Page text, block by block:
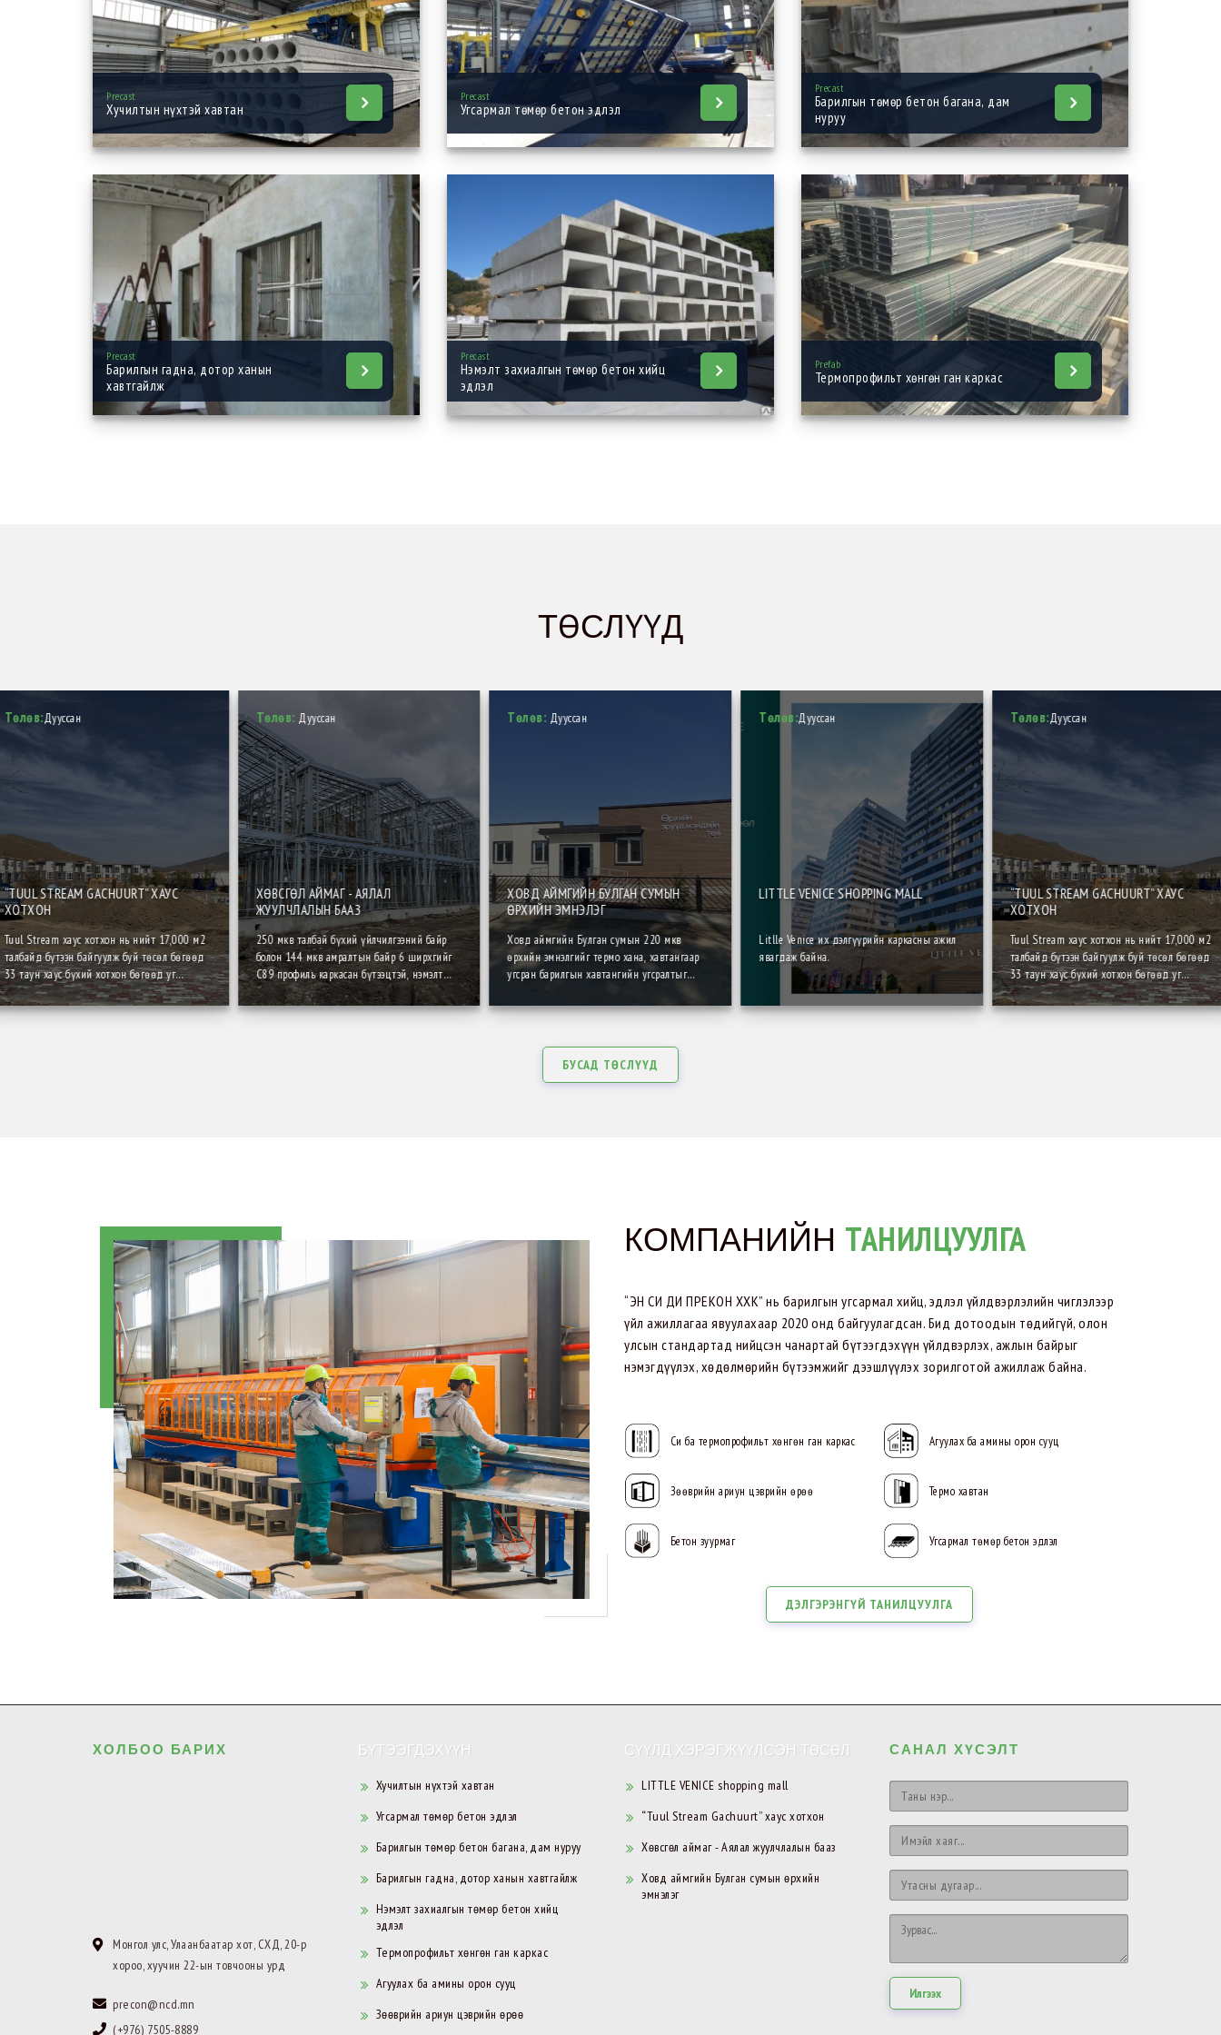
Precast
Хучилтын нүхтэй хавтан
Precast
Угсармал төмөр бетон эдлэл
Precast
Барилгын төмөр бетон багана, дам
нуруу
Precast
Барилгын гадна, дотор ханын
хавтгайлж
Precast
Нэмэлт захиалгын төмөр бетон хийц
эдлэл
Prefab
Термопрофильт хөнгөн ган каркас
ТӨСЛҮҮД
“TUUL STREAM GACHUURT” ХАУС
ХОТХОН
Tuul Stream хаус хотхон нь нийт 17,000 м2
талбайд бүтээн байгуулж буй төсөл бөгөөд
33 таун хаус бүхий хотхон бөгөөд уг
хотхоны 2 давхрын хашлага бүтэц, дотор
хана болон давхар дундын хучилтыг
Төлөв:Дууссан
ХӨВСГӨЛ АЙМАГ - АЯЛАЛ
ЖУУЛЧЛАЛЫН БААЗ
250 мкв талбай бүхий үйлчилгээний байр
болон 144 мкв амралтын байр 6 ширхгийг
С89 профиль каркасан бүтээцтэй, нэмэлт
дулаалгатай барилгын угсралтыг гүйцэтгэж
байна.
Төлөв: Дууссан
ХОВД АЙМГИЙН БУЛГАН СУМЫН
ӨРХИЙН ЭМНЭЛЭГ
Ховд аймгийн Булган сумын 220 мкв
өрхийн эмнэлгийг термо хана, хавтангаар
угсран барилгын хавтангийн угсралтыг
дуусгалаа.
Төлөв: Дууссан
LITTLE VENICE SHOPPING MALL
Litlle Venice их дэлгүүрийн каркасны ажил
явагдаж байна.
Төлөв:Дууссан
“TUUL STREAM GACHUURT” ХАУС
ХОТХОН
Tuul Stream хаус хотхон нь нийт 17,000 м2
талбайд бүтээн байгуулж буй төсөл бөгөөд
33 таун хаус бүхий хотхон бөгөөд уг
хотхоны 2 давхрын хашлага бүтэц, дотор
хана болон давхар дундын хучилтыг
Төлөв:Дууссан
БУСАД ТӨСЛҮҮД
КОМПАНИЙН ТАНИЛЦУУЛГА
“ЭН СИ ДИ ПРЕКОН ХХК” нь барилгын угсармал хийц, эдлэл үйлдвэрлэлийн чиглэлээр
үйл ажиллагаа явуулахаар 2020 онд байгуулагдсан. Бид дотоодын төдийгүй, олон
улсын стандартад нийцсэн чанартай бүтээгдэхүүн үйлдвэрлэх, ажлын байрыг
нэмэгдүүлэх, хөдөлмөрийн бүтээмжийг дээшлүүлэх зорилготой ажиллаж байна.
Си ба термопрофильт хөнгөн ган каркас Агуулах ба амины орон сууц
Зөөврийн ариун цэврийн өрөө Термо хавтан
Бетон зуурмаг Угсармал төмөр бетон эдлэл
ДЭЛГЭРЭНГҮЙ ТАНИЛЦУУЛГА
ХОЛБОО БАРИХ
Монгол улс, Улаанбаатар хот, СХД, 20-р
хороо, хуучин 22-ын товчооны урд
precon@ncd.mn
(+976) 7505-8889
БҮТЭЭГДЭХҮҮН
Хучилтын нүхтэй хавтан
Угсармал төмөр бетон эдлэл
Барилгын төмөр бетон багана, дам нуруу
Барилгын гадна, дотор ханын хавтгайлж
Нэмэлт захиалгын төмөр бетон хийц
эдлэл
Термопрофильт хөнгөн ган каркас
Агуулах ба амины орон сууц
Зөөврийн ариун цэврийн өрөө
СҮҮЛД ХЭРЭГЖҮҮЛСЭН ТӨСӨЛ
LITTLE VENICE shopping mall
“Tuul Stream Gachuurt” хаус хотхон
Хөвсгөл аймаг - Аялал жуулчлалын бааз
Ховд аймгийн Булган сумын өрхийн
эмнэлэг
САНАЛ ХҮСЭЛТ
Илгээх